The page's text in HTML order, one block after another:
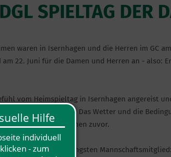
SPIELTAG DER
waren in Isernhagen und die Herren im GC
22. Juni für die Damen und Herren an - also:
vom Heimspieltag in Isernhagen angereist
gezeigt. Das Wetter und die
in Achim zwei Wochen zuvor.
Runde vom jüngsten